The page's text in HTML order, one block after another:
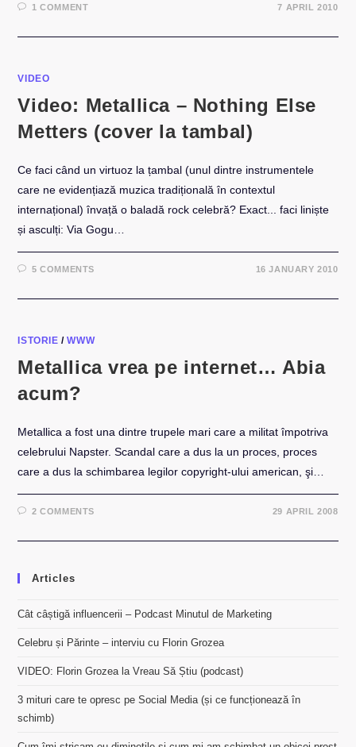
1 COMMENT 7 APRIL 2010
VIDEO
Video: Metallica – Nothing Else
Metters (cover la tambal)
Ce faci când un virtuoz la țambal (unul dintre instrumentele
care ne evidențiază muzica tradițională în contextul
internațional) învață o baladă rock celebră? Exact... faci liniște
și asculți: Via Gogu…
5 COMMENTS 16 JANUARY 2010
ISTORIE /WWW
Metallica vrea pe internet… Abia
acum?
Metallica a fost una dintre trupele mari care a militat împotriva
celebrului Napster. Scandal care a dus la un proces, proces
care a dus la schimbarea legilor copyright-ului american, şi…
2 COMMENTS 29 APRIL 2008
Articles
Cât câștigă influencerii – Podcast Minutul de Marketing
Celebru și Părinte – interviu cu Florin Grozea
VIDEO: Florin Grozea la Vreau Să Știu (podcast)
3 mituri care te opresc pe Social Media (și ce funcționează în
schimb)